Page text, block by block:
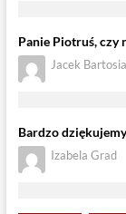
Panie Piotruś, czy
Jacek
Bardzo
Izabela Grad